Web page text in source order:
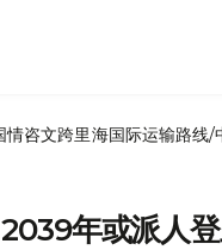
情咨文跨里海国际运输路线/
年或派人